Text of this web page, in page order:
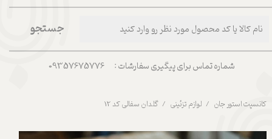
شماره تماس برای پیگیری سفارشات : 09357675776
جستجو
کانسپت استور جان لوازم تزئینی گلدان سفالی کد 12